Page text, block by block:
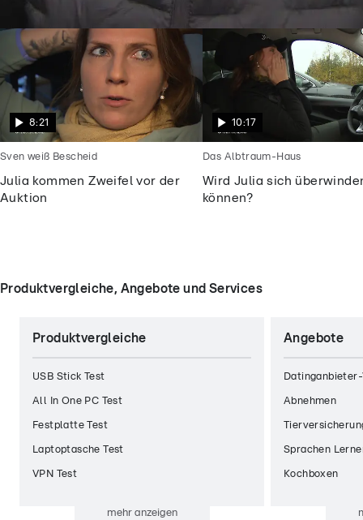
Goodbye Deutschland
Julia will endlich frei sein vom
Alptraummann
8:21
Julia kommen Zweifel vor der
Auktion
Sven weiß Bescheid
10:17
Wird Julia sich
können?
Das Albtraum-Haus
Produktvergleiche, Angebote und Services
Produktvergleiche
USB Stick Test
All In One PC Test
Festplatte Test
Laptoptasche Test
VPN Test
mehranzeigen
Angebote
Abnehmen
Sprachen
Kochboxen